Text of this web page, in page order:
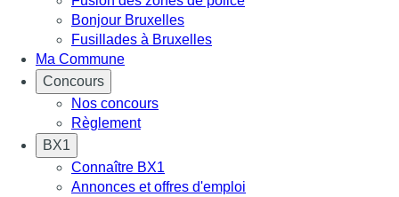
Bonjour Bruxelles
Fusillades à Bruxelles
Ma Commune
Concours
Nos concours
Règlement
BX1
Connaître BX1
Annonces et offres d'emploi